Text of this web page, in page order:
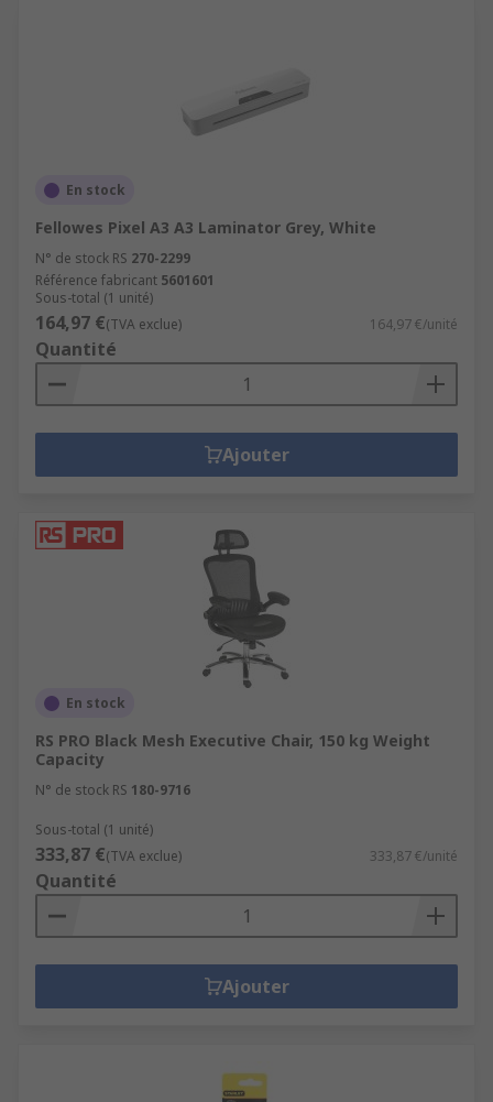
En stock
Fellowes Pixel A3 A3 Laminator Grey, White
N° de stock RS 270-2299
Référence fabricant 5601601
Sous-total (1 unité)
164,97 €(TVA exclue) 164,97 €/unité
Quantité
Ajouter
En stock
RS PRO Black Mesh Executive Chair, 150 kg Weight
Capacity
N° de stock RS 180-9716
Sous-total (1 unité)
333,87 €(TVA exclue) 333,87 €/unité
Quantité
Ajouter